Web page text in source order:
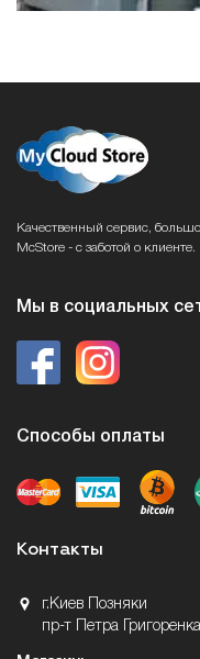
Качественный сервис,
McStore - с заботой о клиенте.
Мы в социальных
Способы оплаты
Контакты
г.Киев Позняки
пр-т Петра